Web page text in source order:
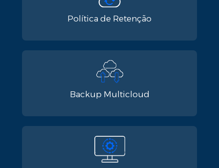
Política de Retenção​
Backup Multicloud